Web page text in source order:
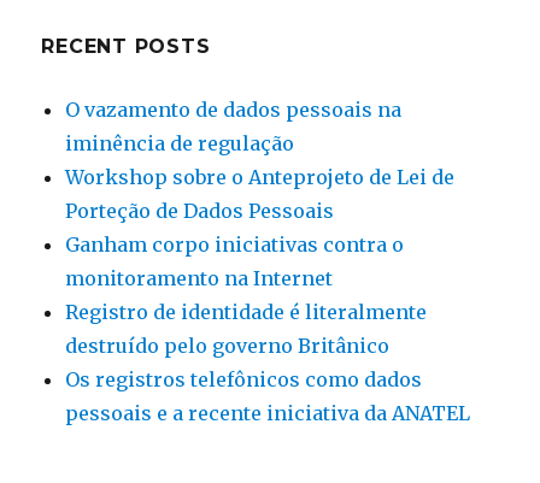
RECENT POSTS
O vazamento de dados pessoais na
iminência de regulação
Workshop sobre o Anteprojeto de Lei de
Porteção de Dados Pessoais
Ganham corpo iniciativas contra o
monitoramento na Internet
Registro de identidade é literalmente
destruído pelo governo Britânico
Os registros telefônicos como dados
pessoais e a recente iniciativa da ANATEL